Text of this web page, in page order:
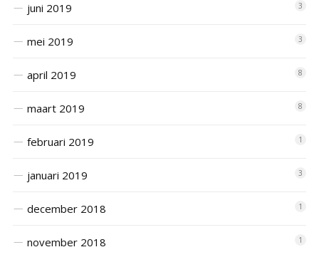
juni 2019 3
mei 2019 3
april 2019 8
maart 2019 8
februari 2019 1
januari 2019 3
december 2018 1
november 2018 1